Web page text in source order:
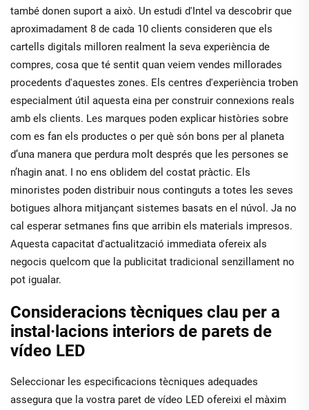
també donen suport a això. Un estudi d'Intel va descobrir que
aproximadament 8 de cada 10 clients consideren que els
cartells digitals milloren realment la seva experiència de
compres, cosa que té sentit quan veiem vendes millorades
procedents d'aquestes zones. Els centres d'experiència troben
especialment útil aquesta eina per construir connexions reals
amb els clients. Les marques poden explicar històries sobre
com es fan els productes o per què són bons per al planeta
d’una manera que perdura molt després que les persones se
n’hagin anat. I no ens oblidem del costat pràctic. Els
minoristes poden distribuir nous continguts a totes les seves
botigues alhora mitjançant sistemes basats en el núvol. Ja no
cal esperar setmanes fins que arribin els materials impresos.
Aquesta capacitat d'actualització immediata ofereix als
negocis quelcom que la publicitat tradicional senzillament no
pot igualar.
Consideracions tècniques clau per a
instal·lacions interiors de parets de
vídeo LED
Seleccionar les especificacions tècniques adequades
assegura que la vostra paret de vídeo LED ofereixi el màxim